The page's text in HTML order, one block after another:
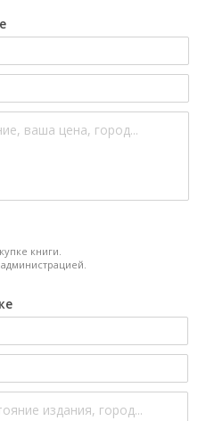
книги.